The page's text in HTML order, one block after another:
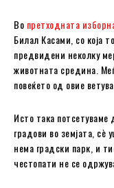
Во претходната
Билал Касами, со која
предвидени неколку
животната средина.
повеќето од овие
Исто така потсетуваме
градови во земјата, сè
нема градски парк, и
честопати не се